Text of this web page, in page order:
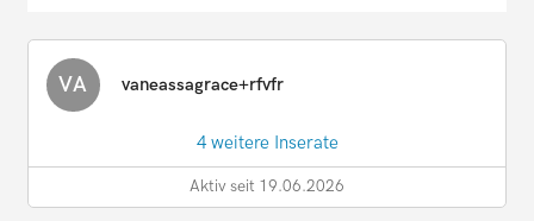
VA vaneassagrace+rfvfr
4 weitere Inserate
Aktiv seit 19.06.2026